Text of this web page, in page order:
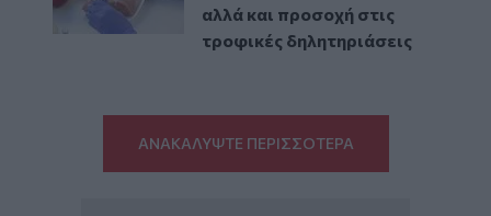
αλλά και προσοχή στις
τροφικές δηλητηριάσεις
ΑΝΑΚΑΛΥΨΤΕ ΠΕΡΙΣΣΟΤΕΡΑ